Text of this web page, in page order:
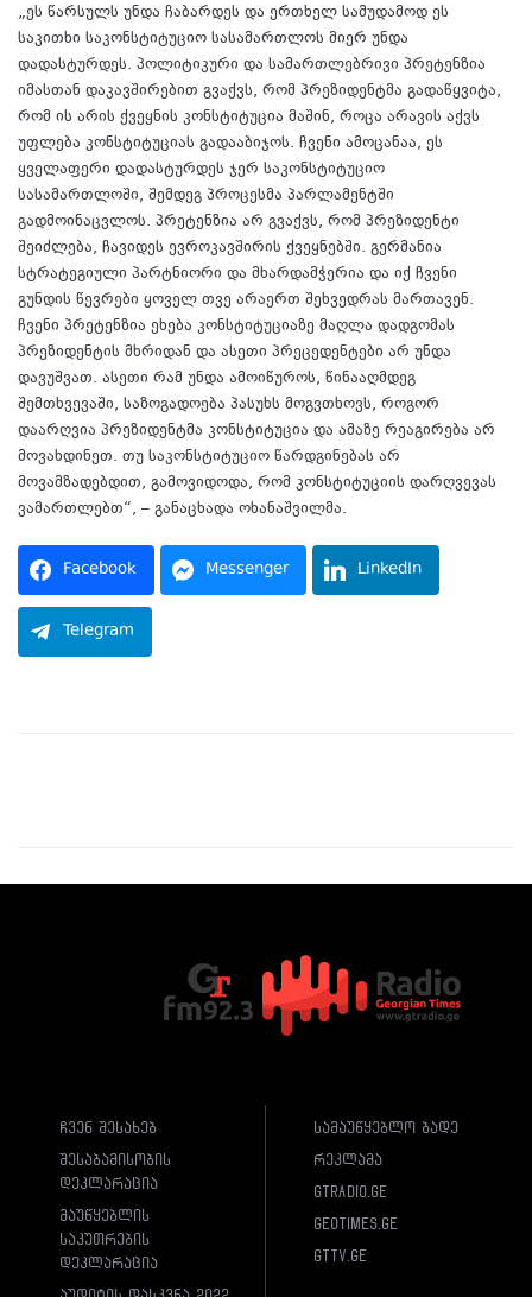
„ეს წარსულს უნდა ჩაბარდეს და ერთხელ სამუდამოდ ეს
საკითხი საკონსტიტუციო სასამართლოს მიერ უნდა
დადასტურდეს. პოლიტიკური და სამართლებრივი პრეტენზია
იმასთან დაკავშირებით გვაქვს, რომ პრეზიდენტმა გადაწყვიტა,
რომ ის არის ქვეყნის კონსტიტუცია მაშინ, როცა არავის აქვს
უფლება კონსტიტუციას გადააბიჯოს. ჩვენი ამოცანაა, ეს
ყველაფერი დადასტურდეს ჯერ საკონსტიტუციო
სასამართლოში, შემდეგ პროცესმა პარლამენტში
გადმოინაცვლოს. პრეტენზია არ გვაქვს, რომ პრეზიდენტი
შეიძლება, ჩავიდეს ევროკავშირის ქვეყნებში. გერმანია
სტრატეგიული პარტნიორი და მხარდამჭერია და იქ ჩვენი
გუნდის წევრები ყოველ თვე არაერთ შეხვედრას მართავენ.
ჩვენი პრეტენზია ეხება კონსტიტუციაზე მაღლა დადგომას
პრეზიდენტის მხრიდან და ასეთი პრეცედენტები არ უნდა
დავუშვათ. ასეთი რამ უნდა ამოიწუროს, წინააღმდეგ
შემთხვევაში, საზოგადოება პასუხს მოგვთხოვს, როგორ
დაარღვია პრეზიდენტმა კონსტიტუცია და ამაზე რეაგირება არ
მოვახდინეთ. თუ საკონსტიტუციო წარდგინებას არ
მოვამზადებდით, გამოვიდოდა, რომ კონსტიტუციის დარღვევას
ვამართლებთ“, – განაცხადა ოხანაშვილმა.
Facebook Messenger LinkedIn
Telegram
ჩვენ შესახებ
შესაბამისობის
დეკლარაცია
მაუწყებლის
საკუთრების
დეკლარაცია
სამაუწყებლო ბადე
რეკლამა
gtradio.ge
geotimes.ge
gttv.ge